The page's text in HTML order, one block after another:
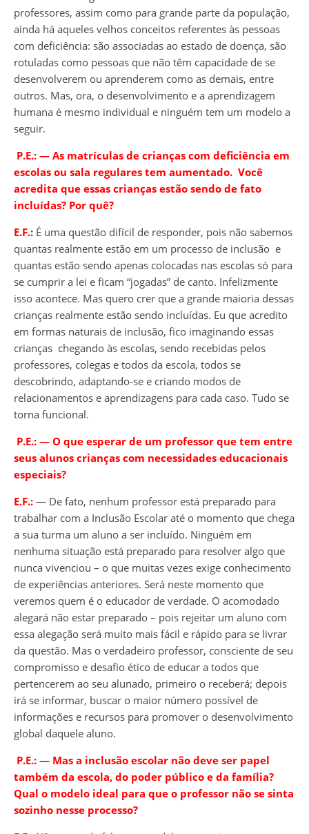
professores, assim como para grande parte da população,
ainda há aqueles velhos conceitos referentes às pessoas
com deficiência: são associadas ao estado de doença, são
rotuladas como pessoas que não têm capacidade de se
desenvolverem ou aprenderem como as demais, entre
outros. Mas, ora, o desenvolvimento e a aprendizagem
humana é mesmo individual e ninguém tem um modelo a
seguir.
P.E.: ― As matrículas de crianças com deficiência em
escolas ou sala regulares tem aumentado. Você
acredita que essas crianças estão sendo de fato
incluídas? Por quê?
E.F.: É uma questão difícil de responder, pois não sabemos
quantas realmente estão em um processo de inclusão e
quantas estão sendo apenas colocadas nas escolas só para
se cumprir a lei e ficam “jogadas” de canto. Infelizmente
isso acontece. Mas quero crer que a grande maioria dessas
crianças realmente estão sendo incluídas. Eu que acredito
em formas naturais de inclusão, fico imaginando essas
crianças chegando às escolas, sendo recebidas pelos
professores, colegas e todos da escola, todos se
descobrindo, adaptando-se e criando modos de
relacionamentos e aprendizagens para cada caso. Tudo se
torna funcional.
P.E.: ― O que esperar de um professor que tem entre
seus alunos crianças com necessidades educacionais
especiais?
E.F.: ― De fato, nenhum professor está preparado para
trabalhar com a Inclusão Escolar até o momento que chega
a sua turma um aluno a ser incluído. Ninguém em
nenhuma situação está preparado para resolver algo que
nunca vivenciou – o que muitas vezes exige conhecimento
de experiências anteriores. Será neste momento que
veremos quem é o educador de verdade. O acomodado
alegará não estar preparado – pois rejeitar um aluno com
essa alegação será muito mais fácil e rápido para se livrar
da questão. Mas o verdadeiro professor, consciente de seu
compromisso e desafio ético de educar a todos que
pertencerem ao seu alunado, primeiro o receberá; depois
irá se informar, buscar o maior número possível de
informações e recursos para promover o desenvolvimento
global daquele aluno.
P.E.: ― Mas a inclusão escolar não deve ser papel
também da escola, do poder público e da família?
Qual o modelo ideal para que o professor não se sinta
sozinho nesse processo?